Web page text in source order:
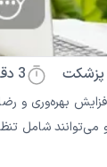
پزشکت 3
بهره‌وری و
می‌توانند شامل